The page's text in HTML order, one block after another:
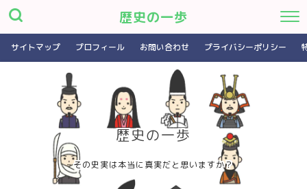
歴史の一歩
サイトマップ プロフィール お問い合わせ プライバシーポリシー
歴史の一歩
その史実は本当に真実だと思いますか？